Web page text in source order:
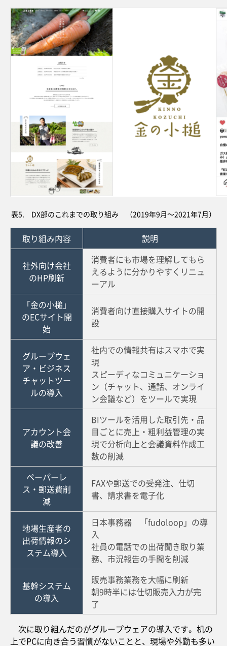
表5. DX部のこれまでの取り組み （2019年9月～2021年7月）
取り組み内容 説明
社外向け会社
のHP刷新
消費者にも市場を理解してもら
えるように分かりやすくリニュ
ーアル
「金の小槌」
のECサイト開
始
消費者向け直接購入サイトの開
設
グループウェ
ア・ビジネス
チャットツー
ルの導入
社内での情報共有はスマホで実
現
スピーディなコミュニケーショ
ン（チャット、通話、オンライ
ン会議など）をツールで実現
アカウント会
議の改善
BIツールを活用した取引先・品
目ごとに売上・粗利益管理の実
現で分析向上と会議資料作成工
数の削減
ペーパーレ
ス・郵送費削
減
FAXや郵送での受発注、仕切
書、請求書を電子化
地場生産者の
出荷情報のシ
ステム導入
日本事務器 「fudoloop」の導
入
社員の電話での出荷聞き取り業
務、市況報告の手間を削減
基幹システム
の導入
販売事務業務を大幅に刷新
朝9時半には仕切販売入力が完
了
次に取り組んだのがグループウェアの導入です。机の
上でPCに向き合う習慣がないことと、現場や外勤も多い